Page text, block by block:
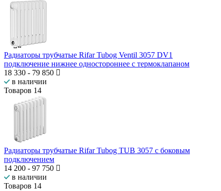
Радиаторы трубчатые Rifar Tubog Ventil 3057 DV1
подключение нижнее одностороннее с термоклапаном
18 330 - 79 850
в наличии
Товаров 14
Радиаторы трубчатые Rifar Tubog TUB 3057 с боковым
подключением
14 200 - 97 750
в наличии
Товаров 14